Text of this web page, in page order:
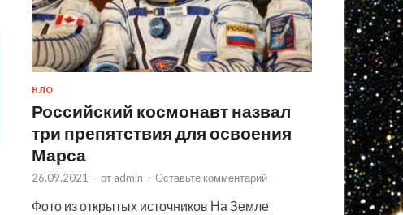
НЛО
Российский космонавт назвал
три препятствия для освоения
Марса
26.09.2021 - от admin - Оставьте комментарий
Фото из открытых источников На Земле